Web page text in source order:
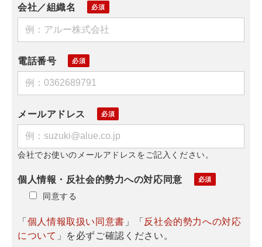
会社／組織名
電話番号
メールアドレス
会社でお使いのメールアドレスをご記入ください。
個人情報・反社会的勢力への対応同意
同意する
「個人情報取扱い同意書 」「反社会的勢力への対応
について 」を必ずご確認ください。